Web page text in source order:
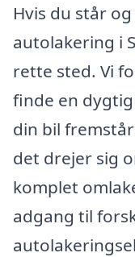
Hvis du står
autolakering i
rette sted. Vi
finde en
din bil
det drejer sig
komplet
adgang til